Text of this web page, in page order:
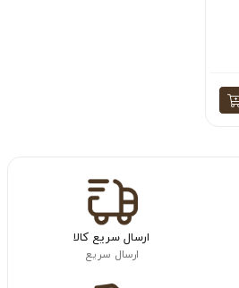
ارسال سریع کالا
ارسال سریع